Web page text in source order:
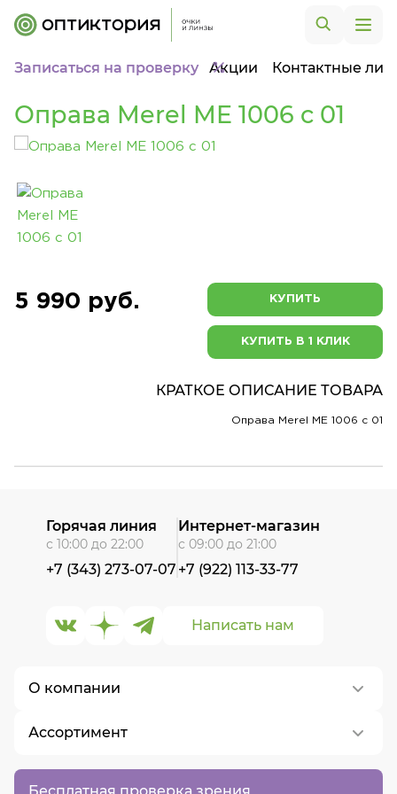
Записаться на проверку Акции Контактные
Оправа Merel ME 1006 c 01
5 990 руб. КУПИТЬ
КУПИТЬ В 1 КЛИК
КРАТКОЕ ОПИСАНИЕ ТОВАРА
Оправа Merel ME 1006 c 01
Бесплатная проверка зрения
О компании
О нас
Контакты
Ассортимент
Написать нам
Горячая линия
с 10:00 до 22:00
+7 (343) 273-07-07
Интернет-магазин
с 09:00 до 21:00
+7 (922) 113-33-77